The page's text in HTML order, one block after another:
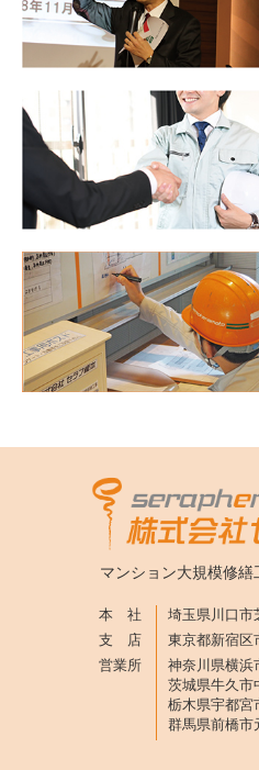
マンション大規模修繕
本 社
埼玉県川口市
支 店
東京都新宿区
営業所
神奈川県横浜
茨城県牛久市
栃木県宇都宮
群馬県前橋市